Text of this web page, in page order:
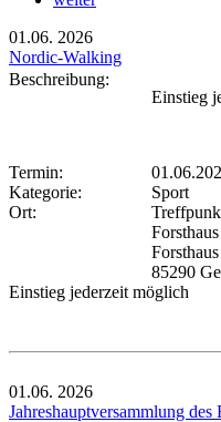
01.06. 2026
Nordic-Walking
Beschreibung:
Einstieg
Termin:
Kategorie:
Sport
Ort:
Forsthaus
85290
Einstieg jederzeit möglich
01.06. 2026
Jahreshauptversammlung